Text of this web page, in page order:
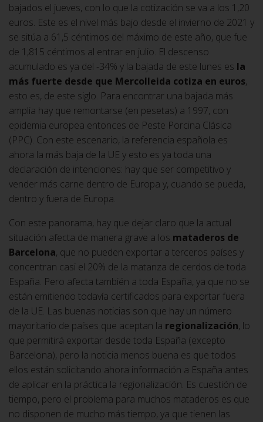
bajados el jueves, con lo que la cotización se va a los 1,20
euros. Este es el nivel más bajo desde el invierno de 2021 y
se sitúa a 61,5 céntimos del máximo de este año, que fue
de 1,815 céntimos al entrar en julio. El descenso
acumulado es ya del -34% y la bajada de este lunes es la
más fuerte desde que Mercolleida cotiza en euros,
esto es, de este siglo. Para encontrar una bajada más
amplia hay que remontarse (en pesetas) a 1997, con
epidemia europea entonces de Peste Porcina Clásica
(PPC). Con este escenario, la referencia española es
ahora la más baja de la UE y esto es ya toda una
declaración de intenciones: hay que ser competitivo y
vender más carne dentro de Europa y, cuando se pueda,
dentro y fuera de Europa.
Con este panorama, hay que dejar claro que la actual
situación afecta de manera grave a los mataderos de
Barcelona, que no pueden exportar a terceros países y
concentran casi el 20% de la matanza de cerdos de toda
España. Pero afecta también a toda España, ya que no se
están emitiendo todavía certificados para exportar fuera
de la UE. Las buenas noticias son que hay un número
mayoritario de países que aceptan la regionalización, lo
que permitirá exportar desde toda España (excepto
Barcelona), pero la noticia menos buena es que todos
ellos están solicitando ahora información a España antes
de aplicar en la práctica la regionalización. Es cuestión de
tiempo, pero el problema para muchos mataderos es que
no disponen de mucho más tiempo, ya que tienen las